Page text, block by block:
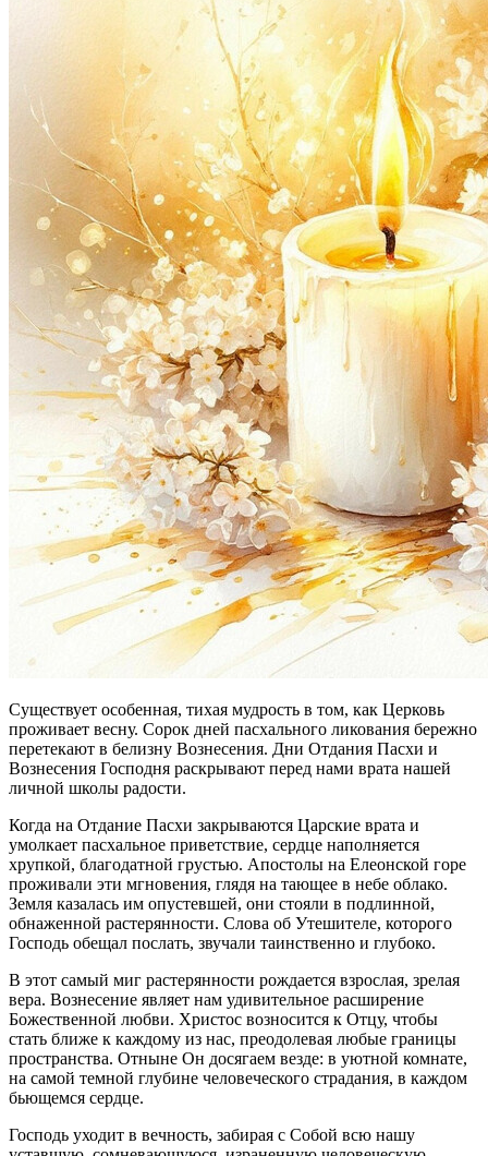
Существует особенная, тихая мудрость в том, как Церковь
проживает весну. Сорок дней пасхального ликования бережно
перетекают в белизну Вознесения. Дни Отдания Пасхи и
Вознесения Господня раскрывают перед нами врата нашей
личной школы радости.
Когда на Отдание Пасхи закрываются Царские врата и
умолкает пасхальное приветствие, сердце наполняется
хрупкой, благодатной грустью. Апостолы на Елеонской горе
проживали эти мгновения, глядя на тающее в небе облако.
Земля казалась им опустевшей, они стояли в подлинной,
обнаженной растерянности. Слова об Утешителе, которого
Господь обещал послать, звучали таинственно и глубоко.
В этот самый миг растерянности рождается взрослая, зрелая
вера. Вознесение являет нам удивительное расширение
Божественной любви. Христос возносится к Отцу, чтобы
стать ближе к каждому из нас, преодолевая любые границы
пространства. Отныне Он досягаем везде: в уютной комнате,
на самой темной глубине человеческого страдания, в каждом
бьющемся сердце.
Господь уходит в вечность, забирая с Собой всю нашу